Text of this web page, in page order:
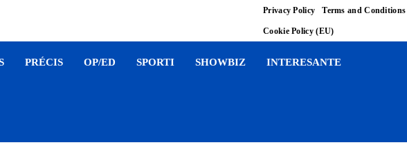
Privacy Policy Terms and Conditions
Cookie Policy (EU)
PRÉCIS OP/ED SPORTI SHOWBIZ INTERESANTE